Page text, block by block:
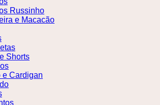
Russinho
e Macacão
Shorts
e Cardigan